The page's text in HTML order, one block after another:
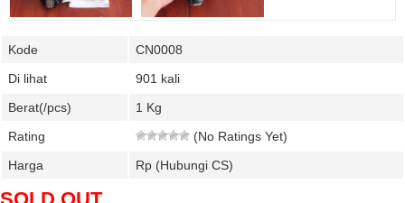
Kode
CN0008
Di lihat
901 kali
Berat(/pcs)
1 Kg
Rating
(No Ratings Yet)
Harga
Rp (Hubungi CS)